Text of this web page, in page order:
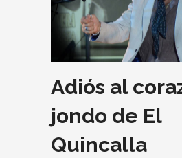
Adiós al
jondo de El
Quincalla